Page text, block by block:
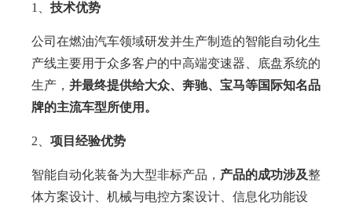
1、 技术优势
公司在燃油汽车领域研发并生产制造的智能自动化生
产线主要用于众多客户的中高端变速器、底盘系统的
生产， 并最终提供给大众、奔驰、宝马等国际知名品
牌的主流车型所使用。
2、 项目经验优势
智能自动化装备为大型非标产品， 产品的成功涉及整
体方案设计、机械与电控方案设计、信息化功能设